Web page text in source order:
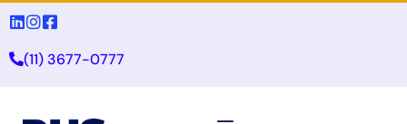
(11) 3677-0777